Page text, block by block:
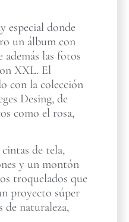
especial donde
un álbum con
además las fotos
XXL. El
con la colección
Desing, de
como el rosa,
de tela,
y un montón
troquelados que
proyecto súper
de naturaleza,